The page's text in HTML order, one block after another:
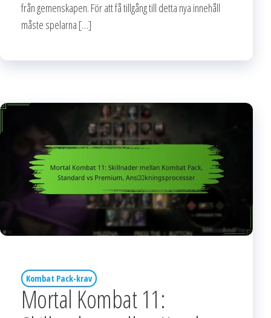
från gemenskapen. För att få tillgång till detta nya innehåll
måste spelarna […]
Kombat Pack-krav
Mortal Kombat 11: